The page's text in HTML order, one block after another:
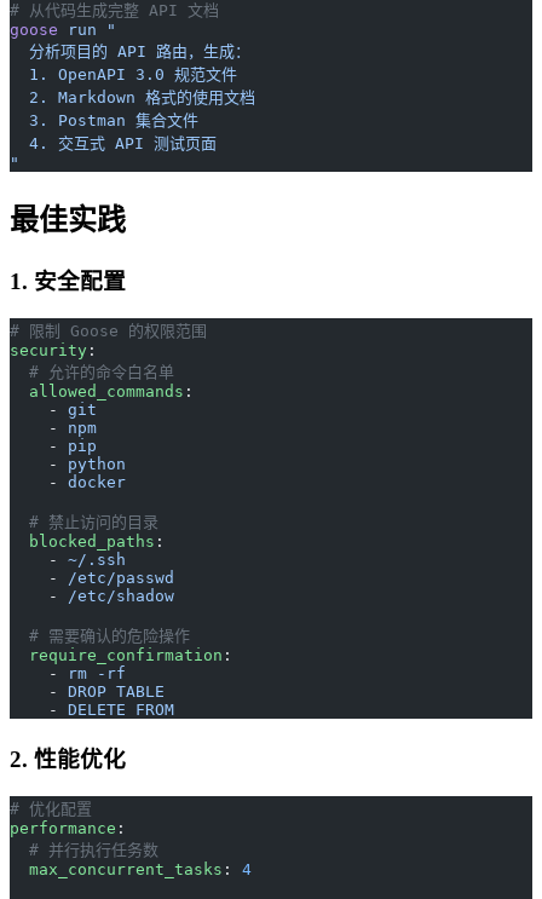
# 从代码生成完整 API 文档
goose run "
  分析项目的 API 路由，生成：
  1. OpenAPI 3.0 规范文件
  2. Markdown 格式的使用文档
  3. Postman 集合文件
  4. 交互式 API 测试页面
"
最佳实践
1. 安全配置
# 限制 Goose 的权限范围
security :
  # 允许的命令白名单
  allowed_commands
:
    -
git
    -
npm
    -
pip
    -
python
    -
docker
  # 禁止访问的目录
  blocked_paths
:
    -
~/.ssh
    -
/etc/passwd
    -
/etc/shadow
  # 需要确认的危险操作
  require_confirmation
:
    -
rm -rf
    -
DROP TABLE
    -
DELETE FROM
2. 性能优化
# 优化配置
performance :
  # 并行执行任务数
  max_concurrent_tasks
: 4